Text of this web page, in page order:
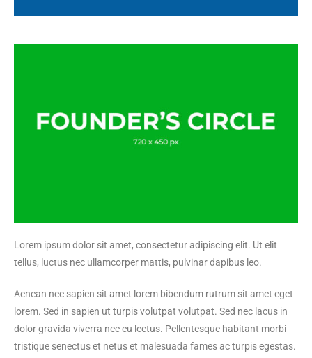
Lorem ipsum dolor sit amet, consectetur adipiscing elit. Ut elit
tellus, luctus nec ullamcorper mattis, pulvinar dapibus leo.
Aenean nec sapien sit amet lorem bibendum rutrum sit amet eget
lorem. Sed in sapien ut turpis volutpat volutpat. Sed nec lacus in
dolor gravida viverra nec eu lectus. Pellentesque habitant morbi
tristique senectus et netus et malesuada fames ac turpis egestas.